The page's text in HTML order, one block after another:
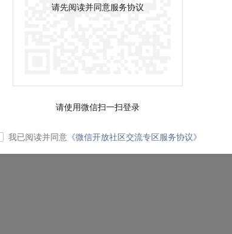
请先阅读并同意服务协议
请使用微信扫一扫登录
我已阅读并同意 《微信开放社区交流专区服务协议》